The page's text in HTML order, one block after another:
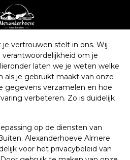
vertrouwen stelt in ons. Wij
om je
laten we je weten welke
als je gebruikt maakt van onze
gegevens verzamelen en hoe
verbeteren. Zo is duidelijk
op de diensten van
Alexanderhoeve Almere
voor het privacybeleid van